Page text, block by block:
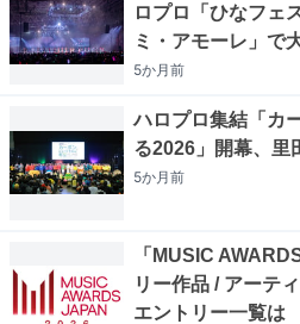
ロプロ「ひなフェ
ミ・アモーレ」で
5か月前
ハロプロ集結「カ
る2026」開幕、里
5か月前
「MUSIC
リー作品 / アーテ
エントリー一覧は